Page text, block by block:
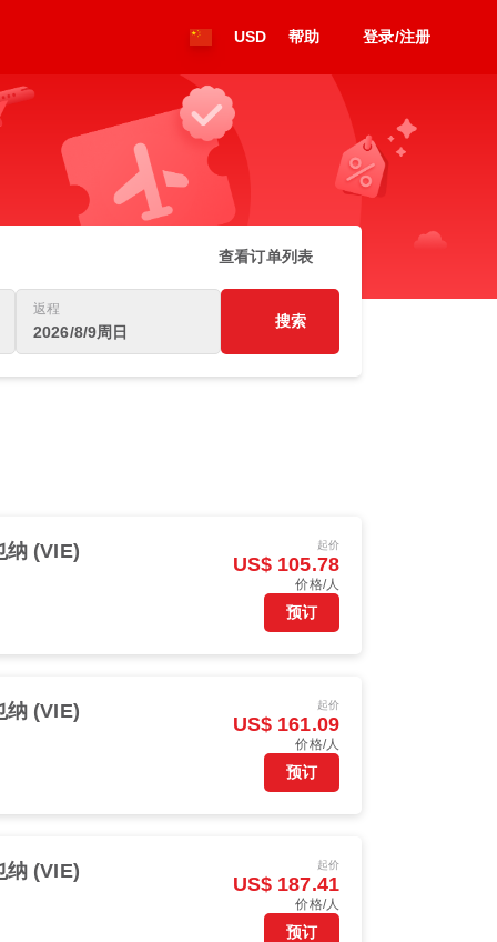
USD 帮助 登录/注册
查看订单列表
返程
2026/8/9周日
搜索
纳 (VIE) 起价
US$ 105.78
价格/人
预订
纳 (VIE) 起价
US$ 161.09
价格/人
预订
纳 (VIE) 起价
US$ 187.41
价格/人
预订